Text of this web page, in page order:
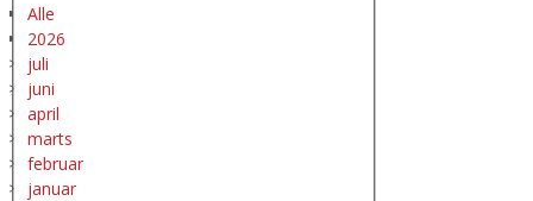
Alle
2026
juli
juni
april
marts
februar
januar